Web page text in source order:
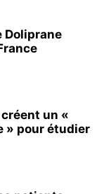
Doliprane
un «
» pour étudier